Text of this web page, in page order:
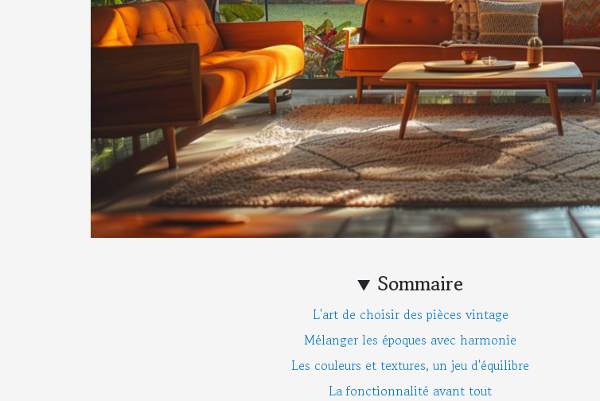
Sommaire
L'art de choisir des pièces vintage
Mélanger les époques avec harmonie
Les couleurs et textures, un jeu d'équilibre
La fonctionnalité avant tout